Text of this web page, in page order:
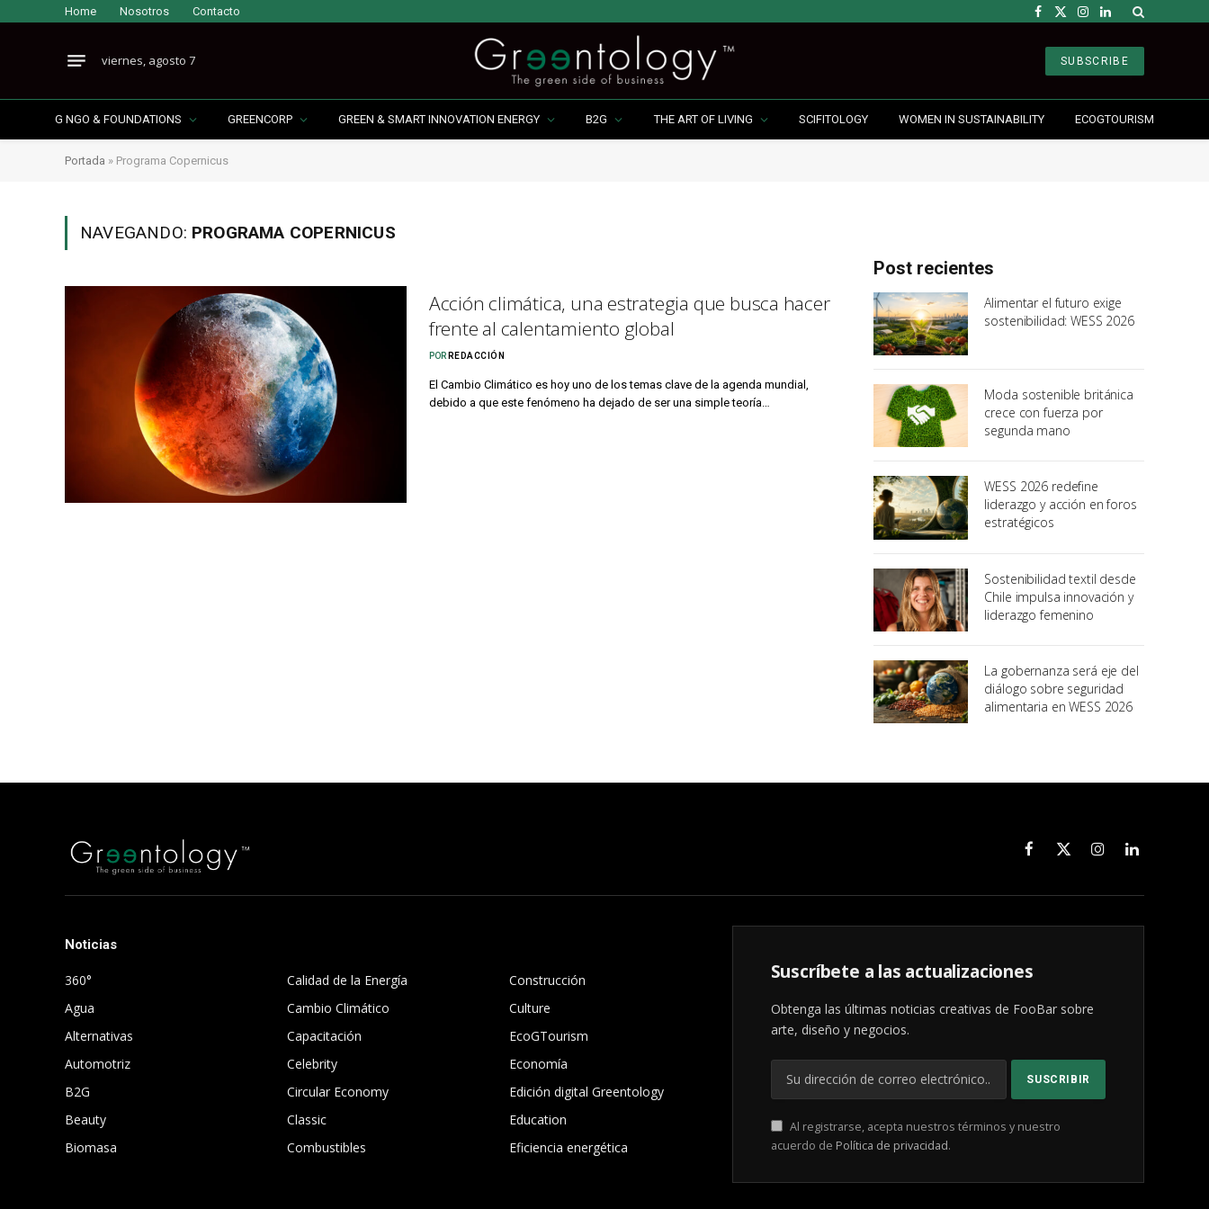
Home Nosotros Contacto Facebook
X
Instagram
LinkedIn
viernes, agosto 7 SUBSCRIBE
G NGO & FOUNDATIONS GREENCORP GREEN & SMART INNOVATION ENERGY B2G THE ART OF LIVING SCIFITOLOGY WOMEN IN SUSTAINABILITY ECOGTOURISM
Portada » Programa Copernicus
NAVEGANDO: PROGRAMA COPERNICUS
Acción climática, una estrategia que busca hacer
frente al calentamiento global
POR REDACCIÓN
El Cambio Climático es hoy uno de los temas clave de la agenda mundial,
debido a que este fenómeno ha dejado de ser una simple teoría…
Post recientes
Alimentar el futuro exige
sostenibilidad: WESS 2026
Moda sostenible británica
crece con fuerza por
segunda mano
WESS 2026 redefine
liderazgo y acción en foros
estratégicos
Sostenibilidad textil desde
Chile impulsa innovación y
liderazgo femenino
La gobernanza será eje del
diálogo sobre seguridad
alimentaria en WESS 2026
Facebook
X
InstagramLinkedIn
Noticias
360°
Agua
Alternativas
Automotriz
B2G
Beauty
Biomasa
Calidad de la Energía
Cambio Climático
Capacitación
Celebrity
Circular Economy
Classic
Combustibles
Construcción
Culture
EcoGTourism
Economía
Edición digital Greentology
Education
Eficiencia energética
Suscríbete a las actualizaciones
Obtenga las últimas noticias creativas de FooBar sobre
arte, diseño y negocios.
Al registrarse, acepta nuestros términos y nuestro
acuerdo de Política de privacidad.